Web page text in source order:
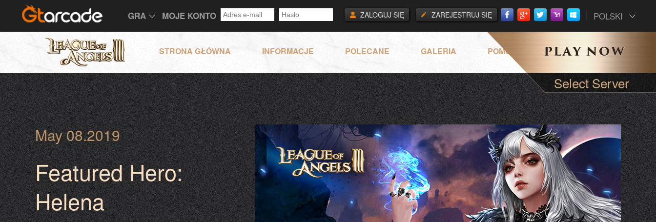
GRA MOJE KONTO POLSKI
ZAREJESTRUJ SIĘ
ZALOGUJ SIĘ
STRONA GŁÓWNA INFORMACJE POLECANE GALERIA POMOC
Select Server
May 08.2019
Featured Hero:
Helena